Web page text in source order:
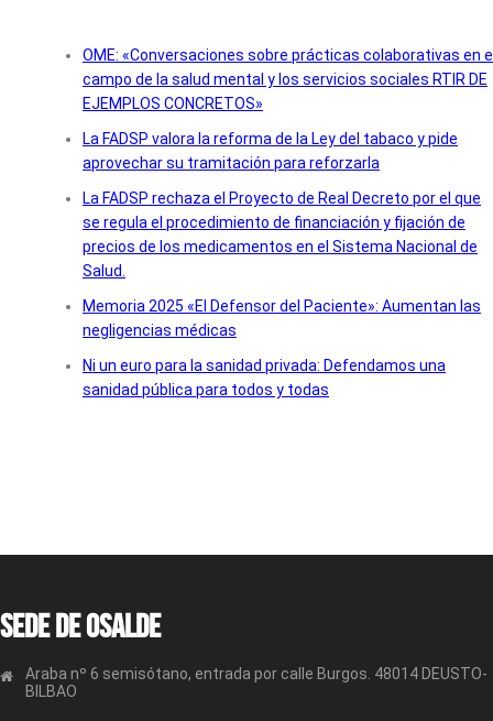
OME: «Conversaciones sobre prácticas colaborativas en
campo de la salud mental y los servicios sociales RTIR DE
EJEMPLOS CONCRETOS»
La FADSP valora la reforma de la Ley del tabaco y pide
aprovechar su tramitación para reforzarla
La FADSP rechaza el Proyecto de Real Decreto por el que
se regula el procedimiento de financiación y fijación de
precios de los medicamentos en el Sistema Nacional de
Salud.
Memoria 2025 «El Defensor del Paciente»: Aumentan las
negligencias médicas
Ni un euro para la sanidad privada: Defendamos una
sanidad pública para todos y todas
Sede de OSALDE
Araba nº 6 semisótano, entrada por calle Burgos. 48014 DEUSTO-
BILBAO